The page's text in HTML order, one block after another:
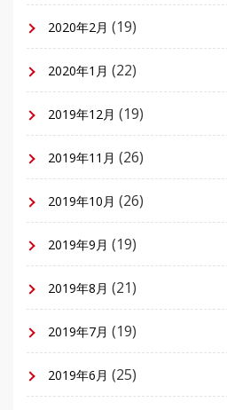
2020年2月 (19)
2020年1月 (22)
2019年12月 (19)
2019年11月 (26)
2019年10月 (26)
2019年9月 (19)
2019年8月 (21)
2019年7月 (19)
2019年6月 (25)